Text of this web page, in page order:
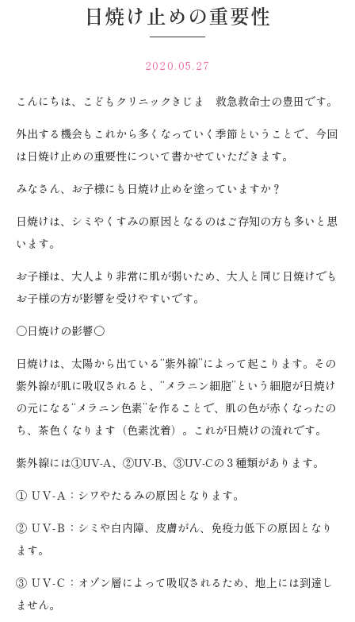
日焼け止めの重要性
2020.05.27
こんにちは、こどもクリニックきじま 救急救命士の豊田です。
外出する機会もこれから多くなっていく季節ということで、今回
は日焼け止めの重要性について書かせていただきます。
みなさん、お子様にも日焼け止めを塗っていますか？
日焼けは、シミやくすみの原因となるのはご存知の方も多いと思
います。
お子様は、大人より非常に肌が弱いため、大人と同じ日焼けでも
お子様の方が影響を受けやすいです。
〇日焼けの影響〇
日焼けは、太陽から出ている“紫外線”によって起こります。その
紫外線が肌に吸収されると、“メラニン細胞”という細胞が日焼け
の元になる“メラニン色素”を作ることで、肌の色が赤くなったの
ち、茶色くなります（色素沈着）。これが日焼けの流れです。
紫外線には①UV-A、②UV-B、③UV-Cの３種類があります。
① ＵＶ-Ａ：シワやたるみの原因となります。
② ＵＶ-Ｂ：シミや白内障、皮膚がん、免疫力低下の原因となり
ます。
③ ＵＶ-Ｃ：オゾン層によって吸収されるため、地上には到達し
ません。